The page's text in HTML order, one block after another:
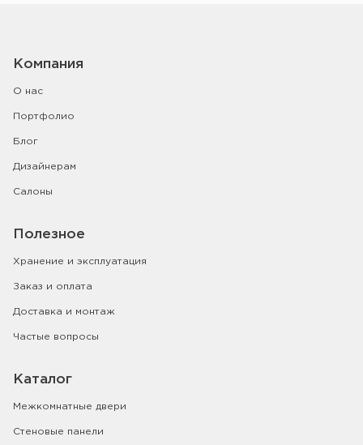
Компания
О нас
Портфолио
Блог
Дизайнерам
Салоны
Полезное
Хранение и эксплуатация
Заказ и оплата
Доставка и монтаж
Частые вопросы
Каталог
Межкомнатные двери
Стеновые панели